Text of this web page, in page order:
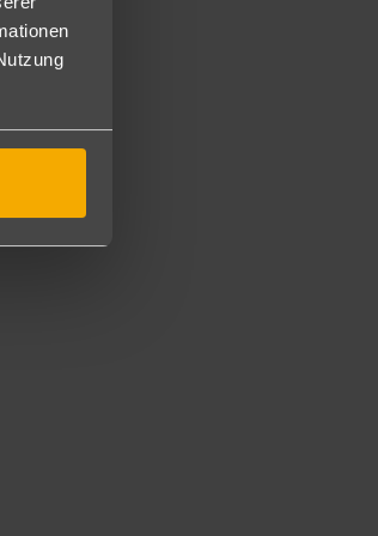
und Balkon mit frontalem Meer- und
(XPS).
Telefon, TV, Minibar (Füllung auf
über Bergblick (D). Auch buchbar zur